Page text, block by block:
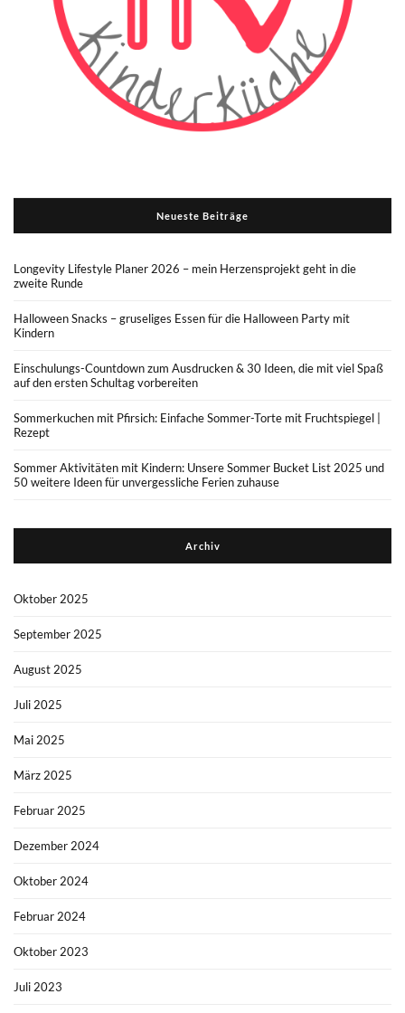
Neueste Beiträge
Longevity Lifestyle Planer 2026 – mein Herzensprojekt geht in die
zweite Runde
Halloween Snacks – gruseliges Essen für die Halloween Party mit
Kindern
Einschulungs-Countdown zum Ausdrucken & 30 Ideen, die mit viel Spaß
auf den ersten Schultag vorbereiten
Sommerkuchen mit Pfirsich: Einfache Sommer-Torte mit Fruchtspiegel |
Rezept
Sommer Aktivitäten mit Kindern: Unsere Sommer Bucket List 2025 und
50 weitere Ideen für unvergessliche Ferien zuhause
Archiv
Oktober 2025
September 2025
August 2025
Juli 2025
Mai 2025
März 2025
Februar 2025
Dezember 2024
Oktober 2024
Februar 2024
Oktober 2023
Juli 2023